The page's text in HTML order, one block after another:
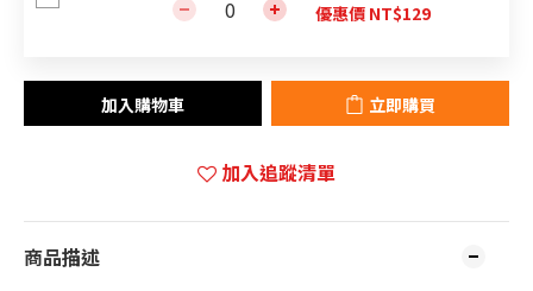
優惠價 NT$129
加入購物車 立即購買
加入追蹤清單
商品描述